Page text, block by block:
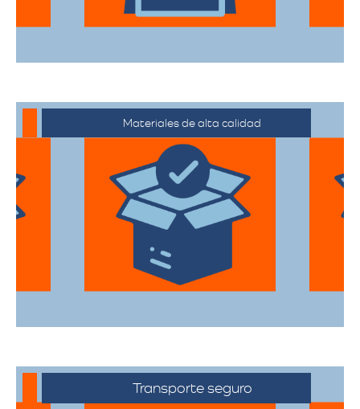
Materiales de alta calidad
Utilizan materiales de embalaje de
primera categoría para garantizar que
todas sus pertenencias estén protegidas
durante el traslado.
Transporte seguro